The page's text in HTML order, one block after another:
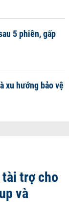
5 phiên, gấp
xu hướng bảo vệ
tài trợ cho
và